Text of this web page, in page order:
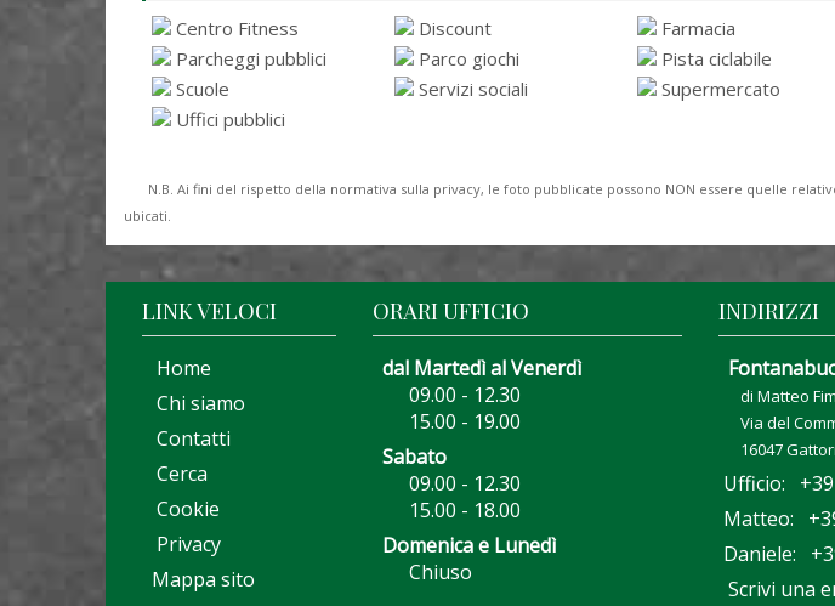
Centro Fitness Discount Farmacia
Parcheggi pubblici
Parco giochi Pista ciclabile
Scuole
Servizi sociali Supermercato
Uffici pubblici
N.B. Ai fini del rispetto della normativa sulla privacy, le foto pubblicate possono NON essere quelle
ubicati.
LINK VELOCI
Home
Chi siamo
Contatti
Cerca
Cookie
Privacy
Mappa sito
ORARI UFFICIO
dal Martedì al Venerdì
09.00 - 12.30
15.00 - 19.00
Sabato
09.00 - 12.30
15.00 - 18.00
Domenica e Lunedì
Chiuso
INDIRIZZI
di Matteo
Via del
16047
Ufficio: +39
Matteo:
Daniele:
Scrivi una